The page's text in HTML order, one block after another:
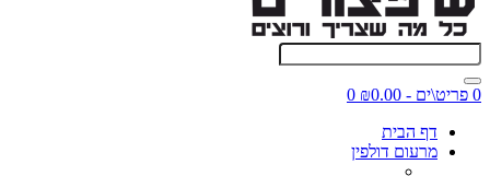
0 פריט\ים - ₪0.00
0
דף הבית
מרעום דולפין